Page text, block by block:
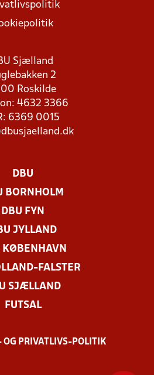
Sjælland
2
Roskilde
4632 3366
6369 0015
DBU
BORNHOLM
DBU FYN
JYLLAND
KØBENHAVN
FALSTER
SJÆLLAND
FUTSAL
OG PRIVATLIVS-POLITIK